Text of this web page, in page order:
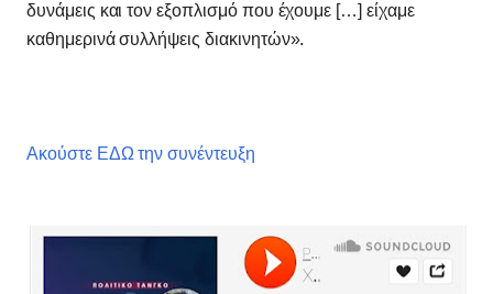
δυνάμεις και τον εξοπλισμό που έχουμε […] είχαμε
καθημερινά συλλήψεις διακινητών».
Ακούστε ΕΔΩ την συνέντευξη